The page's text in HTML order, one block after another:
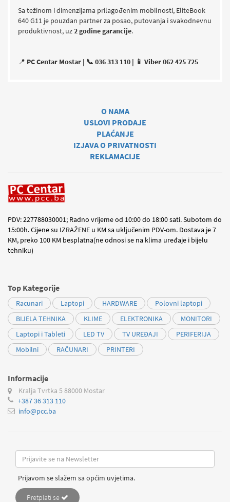
Sa težinom i dimenzijama prilagođenim mobilnosti, EliteBook
640 G11 je pouzdan partner za posao, putovanja i svakodnevnu
produktivnost, uz2 godine garancije.
📍 PC Centar Mostar | 📞 036 313 110 | 📱 Viber 062 425 725
O NAMA
USLOVI PRODAJE
PLAĆANJE
IZJAVA O PRIVATNOSTI
REKLAMACIJE
PDV: 227788030001; Radno vrijeme od 10:00 do 18:00 sati. Subotom do
15:00h. Cijene su IZRAŽENE u KM sa uključenim PDV-om. Dostava je 7
KM, preko 100 KM besplatna(ne odnosi se na klima uređaje i bijelu
tehniku)
Top Kategorije
Racunari Laptopi HARDWARE
Polovni laptopi
BIJELA TEHNIKA
KLIME ELEKTRONIKA
MONITORI
Laptopi i Tableti
LED TV TV UREĐAJI
PERIFERIJA
Mobilni
RAČUNARI PRINTERI
Informacije
Kralja Tvrtka 5 88000 Mostar
+387 36 313 110
info@pcc.ba
Prijavom se slažem sa općim uvjetima.
Pretplati se